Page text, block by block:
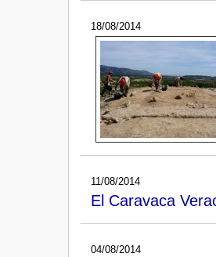
18/08/2014
11/08/2014
El Caravaca
04/08/2014